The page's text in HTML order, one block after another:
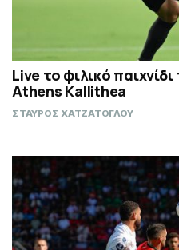
Live το φιλικό
Athens Kallithea
ΣΤΑΥΡΟΣ ΧΑΤΖΑΤΟΓΛΟΥ